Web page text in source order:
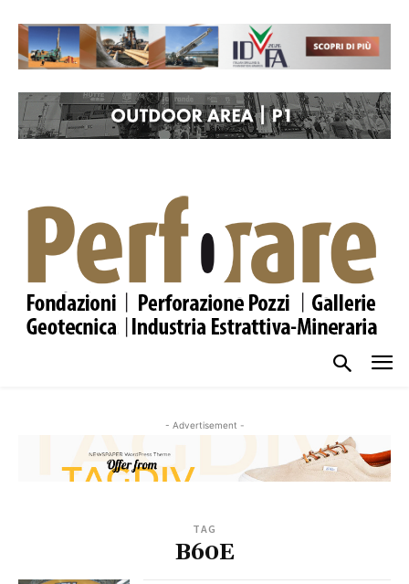
- Advertisement -
TAG
B60E